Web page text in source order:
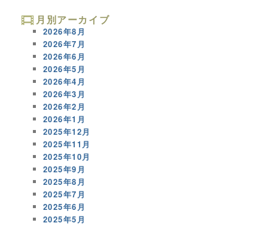
月別アーカイブ
2026年8月
2026年7月
2026年6月
2026年5月
2026年4月
2026年3月
2026年2月
2026年1月
2025年12月
2025年11月
2025年10月
2025年9月
2025年8月
2025年7月
2025年6月
2025年5月